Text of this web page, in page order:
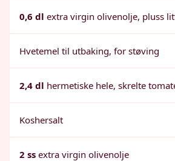
0,6 dl extra virgin olivenolje, pluss
Hvetemel til utbaking, for støving
2,4 dl hermetiske hele, skrelte
Koshersalt
2 ss extra virgin olivenolje